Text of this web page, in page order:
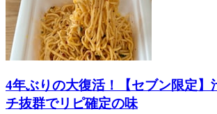
4年ぶりの大復活！【セブン限定】
チ抜群でリピ確定の味